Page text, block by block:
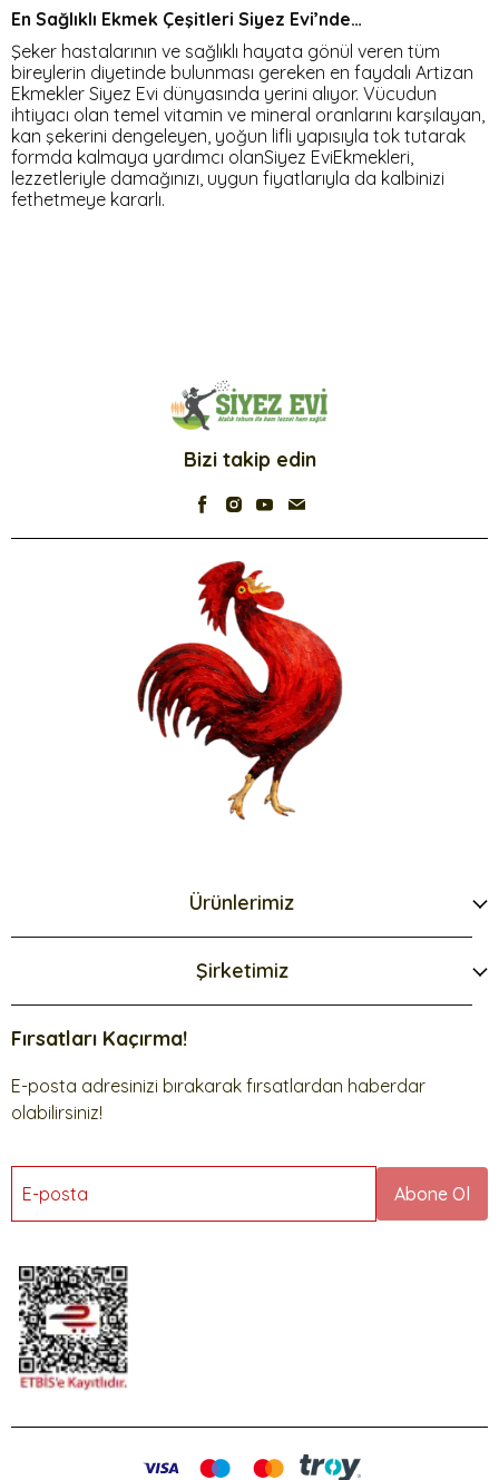
En Sağlıklı Ekmek Çeşitleri Siyez Evi’nde…
Şeker hastalarının ve sağlıklı hayata gönül veren tüm
bireylerin diyetinde bulunması gereken en faydalı Artizan
Ekmekler Siyez Evi dünyasında yerini alıyor. Vücudun
ihtiyacı olan temel vitamin ve mineral oranlarını karşılayan,
kan şekerini dengeleyen, yoğun lifli yapısıyla tok tutarak
formda kalmaya yardımcı olanSiyez EviEkmekleri,
lezzetleriyle damağınızı, uygun fiyatlarıyla da kalbinizi
fethetmeye kararlı.
Bizi takip edin
Ürünlerimiz
Şirketimiz
Fırsatları Kaçırma!
E-posta adresinizi bırakarak fırsatlardan haberdar
olabilirsiniz!
E-posta Abone Ol